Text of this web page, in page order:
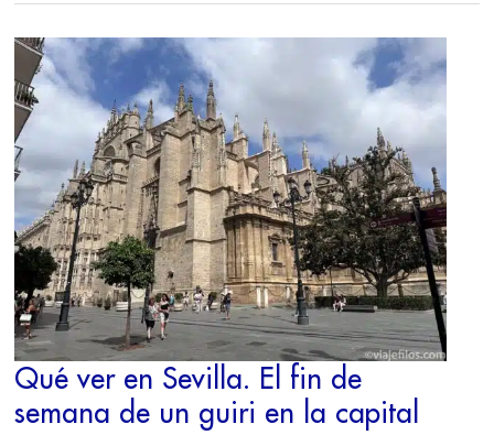
Qué ver en Sevilla. El fin de
semana de un guiri en la capital
QUÉ
VER
EN
SEVILLA.
EL
FIN
DE
SEMANA
DE
UN
GUIRI
EN
LA
CAPITAL